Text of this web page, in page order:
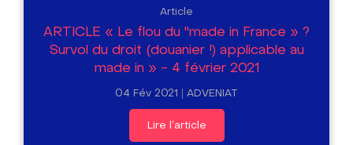
Article
ARTICLE « Le flou du "made in France » ?
Survol du droit (douanier !) applicable au
made in » - 4 février 2021
04 Fév 2021 ADVENIAT
Lire l'article